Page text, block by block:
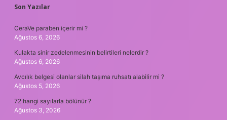
SIDEBAR
Son Yazılar
CeraVe paraben içerir mi ?
Ağustos 6, 2026
Kulakta sinir zedelenmesinin belirtileri nelerdir ?
Ağustos 6, 2026
Avcılık belgesi olanlar silah taşıma ruhsatı alabilir mi ?
Ağustos 5, 2026
72 hangi sayılarla bölünür ?
Ağustos 3, 2026